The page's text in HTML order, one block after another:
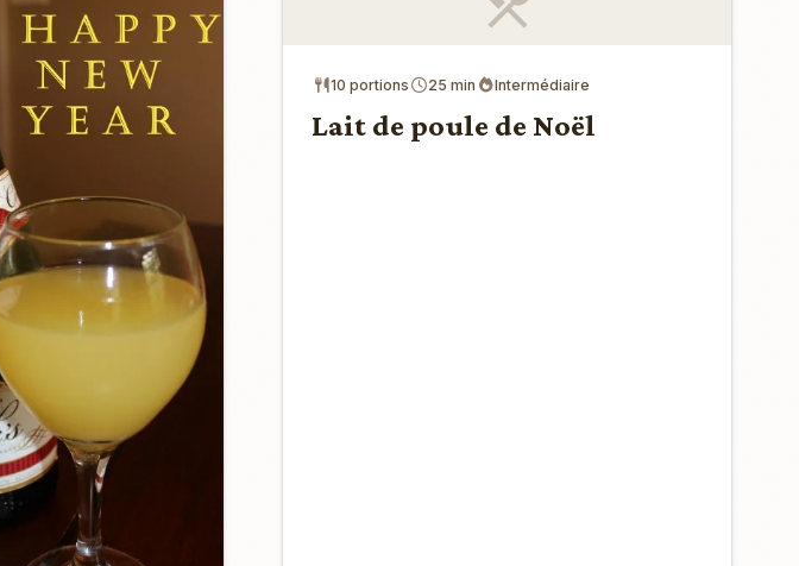
10 portions 25 min Intermédiaire
Lait de poule de Noël